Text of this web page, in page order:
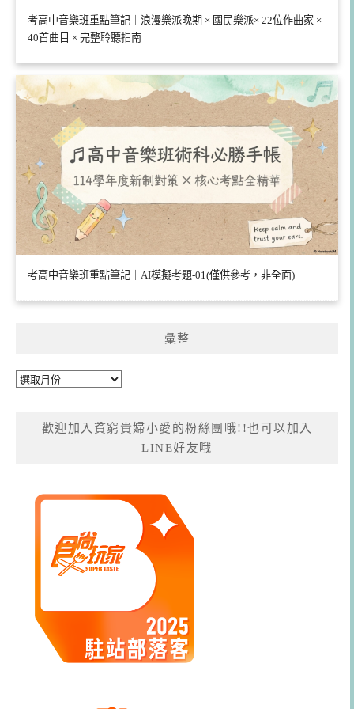
考高中音樂班重點筆記｜浪漫樂派晚期 × 國民樂派× 22位作曲家 ×
40首曲目 × 完整聆聽指南
考高中音樂班重點筆記｜AI模擬考題-01(僅供參考，非全面)
彙整
彙
歡迎加入貧窮貴婦小愛的粉絲團哦!!也可以加入
LINE好友哦